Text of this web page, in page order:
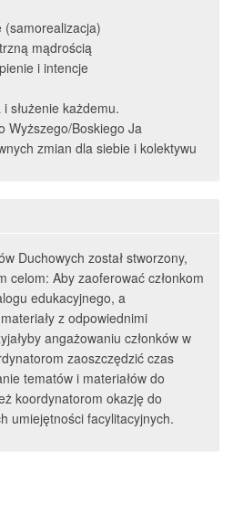
(samorealizacja)
mądrością
i intencje
służenie każdemu.
Wyższego/Boskiego Ja
zmian dla siebie i kolektywu
Duchowych został stworzony,
celom: Aby zaoferować członkom
edukacyjnego, a
z odpowiednimi
angażowaniu członków w
zaoszczędzić czas
tematów i materiałów do
koordynatorom okazję do
umiejętności facylitacyjnych.